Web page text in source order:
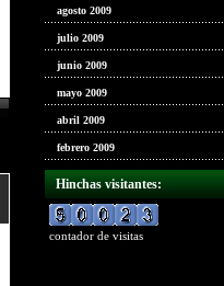
agosto 2009
julio 2009
junio 2009
mayo 2009
abril 2009
febrero 2009
Hinchas visitantes:
contador de visitas